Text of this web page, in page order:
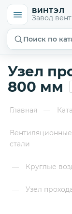
ВИНТЭЛ
Завод
Поиск по
Узел
800 мм
Главная —
стали
— Круглые
— Узел